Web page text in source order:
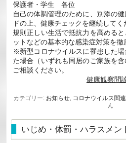
保護者・学生 各位
自己の体調管理のために、別添の
ドの上、健康チェックを継続してく
規則正しい生活で抵抗力を高める
ットなどの基本的な感染症対策を徹
※新型コロナウイルスに罹患した
た場合（いずれも同居のご家族を
ご相談ください。
健康観察問
カテゴリー: お知らせ コロナウイルス関連
ん
いじめ・体罰・ハラスメン